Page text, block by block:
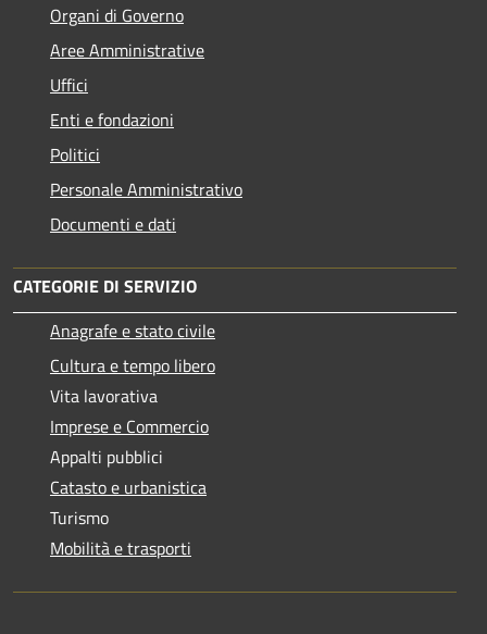
Organi di Governo
Aree Amministrative
Uffici
Enti e fondazioni
Politici
Personale Amministrativo
Documenti e dati
CATEGORIE DI SERVIZIO
Anagrafe e stato civile
Cultura e tempo libero
Vita lavorativa
Imprese e Commercio
Appalti pubblici
Catasto e urbanistica
Turismo
Mobilità e trasporti